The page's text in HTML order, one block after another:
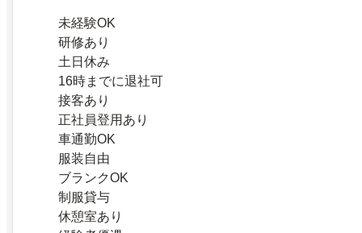
未経験OK
研修あり
土日休み
16時までに退社可
接客あり
正社員登用あり
車通勤OK
服装自由
ブランクOK
制服貸与
休憩室あり